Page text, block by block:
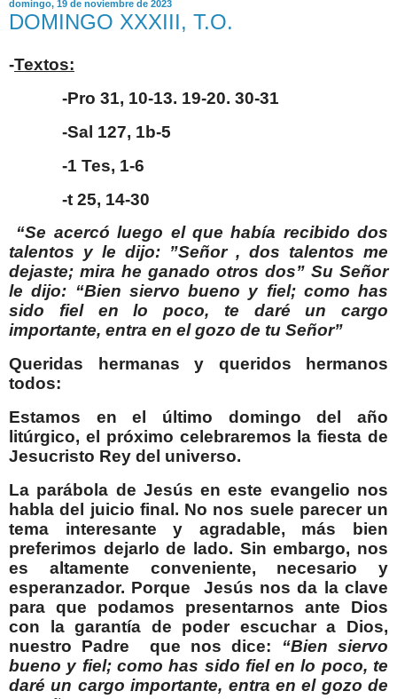
domingo, 19 de noviembre de 2023
DOMINGO XXXIII, T.O.
-Textos:
-Pro 31, 10-13. 19-20. 30-31
-Sal 127, 1b-5
-1 Tes, 1-6
-t 25, 14-30
“Se acercó luego el que había recibido dos
talentos y le dijo: ”Señor , dos talentos me
dejaste; mira he ganado otros dos” Su Señor
le dijo: “Bien siervo bueno y fiel; como has
sido fiel en lo poco, te daré un cargo
importante, entra en el gozo de tu Señor”
Queridas hermanas y queridos hermanos
todos:
Estamos en el último domingo del año
litúrgico, el próximo celebraremos la fiesta de
Jesucristo Rey del universo.
La parábola de Jesús en este evangelio nos
habla del juicio final. No nos suele parecer un
tema interesante y agradable, más bien
preferimos dejarlo de lado. Sin embargo, nos
es altamente conveniente, necesario y
esperanzador. Porque
Jesús nos da la clave
para que podamos presentarnos ante Dios
con la garantía de poder escuchar a Dios,
nuestro Padre
que nos dice: “Bien siervo
bueno y fiel; como has sido fiel en lo poco, te
daré un cargo importante, entra en el gozo de